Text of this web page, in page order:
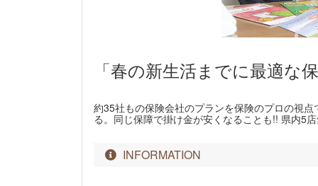
「春の新生活までに最適な
約35社もの保険会社のプランを保険のプロの視
る。同じ保障で掛け金が安くなることも!! 県内5
INFORMATION